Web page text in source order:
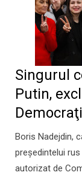
Singurul
Putin,
Boris Nadejdin,
preşedintelui
autorizat de